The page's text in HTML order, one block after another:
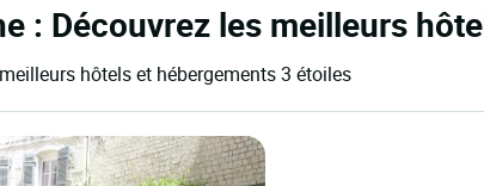
: Découvrez les meilleurs
hôtels et hébergements 3 étoiles